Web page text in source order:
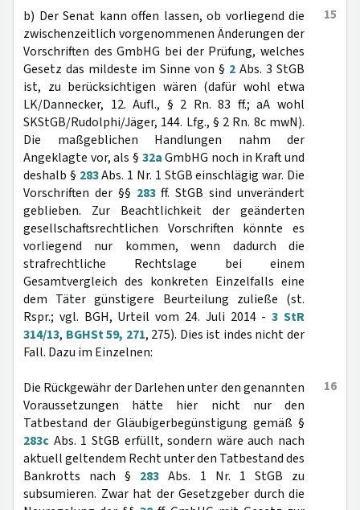
15
b) Der Senat kann offen lassen, ob vorliegend die
zwischenzeitlich vorgenommenen Änderungen der
Vorschriften des GmbHG bei der Prüfung, welches
Gesetz das mildeste im Sinne von § 2 Abs. 3 StGB
ist, zu berücksichtigen wären (dafür wohl etwa
LK/Dannecker, 12. Aufl., § 2 Rn. 83 ff.; aA wohl
SKStGB/Rudolphi/Jäger, 144. Lfg., § 2 Rn. 8c mwN).
Die maßgeblichen Handlungen nahm der
Angeklagte vor, als § 32aGmbHG noch in Kraft und
deshalb § 283Abs. 1 Nr. 1 StGB einschlägig war. Die
Vorschriften der §§ 283ff. StGB sind unverändert
geblieben. Zur Beachtlichkeit der geänderten
gesellschaftsrechtlichen Vorschriften könnte es
vorliegend nur kommen, wenn dadurch die
strafrechtliche Rechtslage bei einem
Gesamtvergleich des konkreten Einzelfalls eine
dem Täter günstigere Beurteilung zuließe (st.
Rspr.; vgl. BGH, Urteil vom 24. Juli 2014 -3 StR
314/13, BGHSt 59, 271, 275). Dies ist indes nicht der
Fall. Dazu im Einzelnen:
16
Die Rückgewähr der Darlehen unter den genannten
Voraussetzungen hätte hier nicht nur den
Tatbestand der Gläubigerbegünstigung gemäß §
283c Abs. 1 StGB erfüllt, sondern wäre auch nach
aktuell geltendem Recht unter den Tatbestand des
Bankrotts nach § 283 Abs. 1 Nr. 1 StGB zu
subsumieren. Zwar hat der Gesetzgeber durch die